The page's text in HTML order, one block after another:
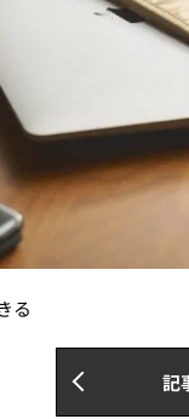
る
記